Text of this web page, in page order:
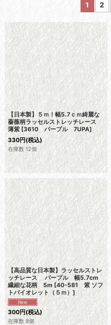
並び順
絞
1 2
【日本製】５ｍ！幅5.7ｃｍ綺麗な
薔薇柄ラッセルストレッチレース
薄紫 [3610 パープル 7UPA]
330円(税込)
在庫数 12個
【高品質な日本製】ラッセルストレ
ッチレース パープル 幅5.7cm
繊細な花柄 5m [40-581 紫 ソフ
トバイオレット（５ｍ）]
300円(税込)
在庫数 8個